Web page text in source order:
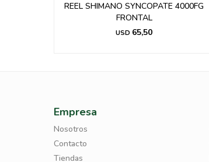
REEL SHIMANO SYNCOPATE 4000FG
FRONTAL
USD 65,50
Empresa
Nosotros
Contacto
Tiendas